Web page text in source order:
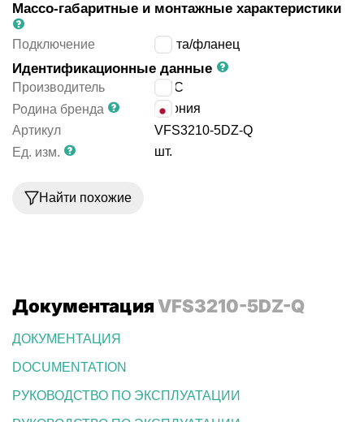
Массо-габаритные и монтажные характеристики
Подключение плита/фланец
Идентификационные данные
Производитель
SMC
Родина бренда
Япония
Артикул
VFS3210-5DZ-Q
Ед. изм.
шт.
Найти похожие
ДокументацияVFS3210-5DZ-Q
ДОКУМЕНТАЦИЯ
DOCUMENTATION
РУКОВОДСТВО ПО ЭКСПЛУАТАЦИИ